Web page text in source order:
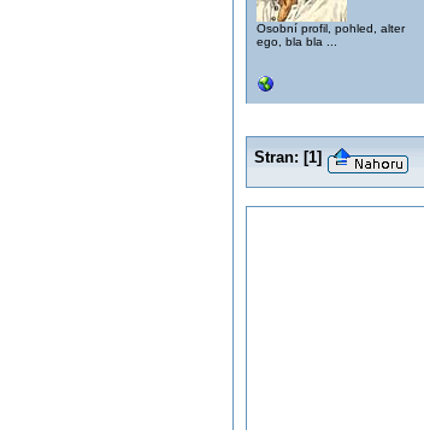
Osobní profil, pohled, alter
ego, bla bla ...
Stran: [1]